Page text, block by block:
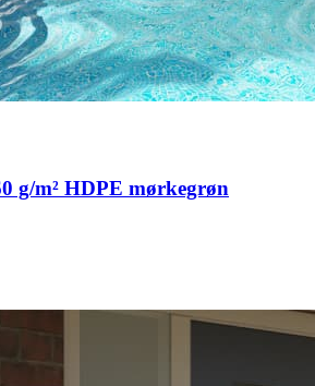
g/m² HDPE mørkegrøn